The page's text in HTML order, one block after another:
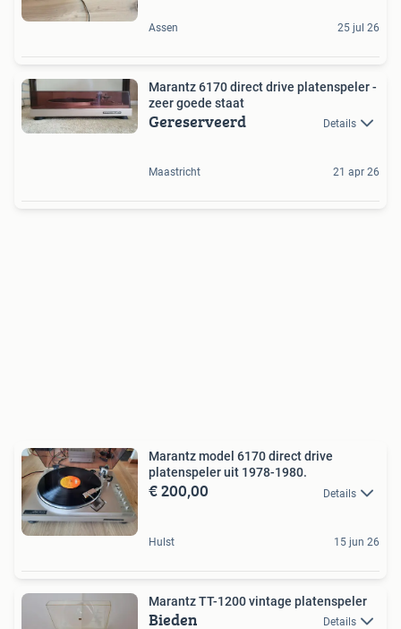
Assen 25 jul 26
Marantz 6170 direct drive platenspeler -
zeer goede staat
Gereserveerd Details
Maastricht 21 apr 26
Marantz model 6170 direct drive
platenspeler uit 1978-1980.
€ 200,00 Details
Hulst 15 jun 26
Marantz TT-1200 vintage platenspeler
Bieden Details